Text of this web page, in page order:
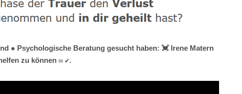
✹ Psychologische Beratung gesucht haben: 💓️ Irene Matern
zu können ✉ ✔.